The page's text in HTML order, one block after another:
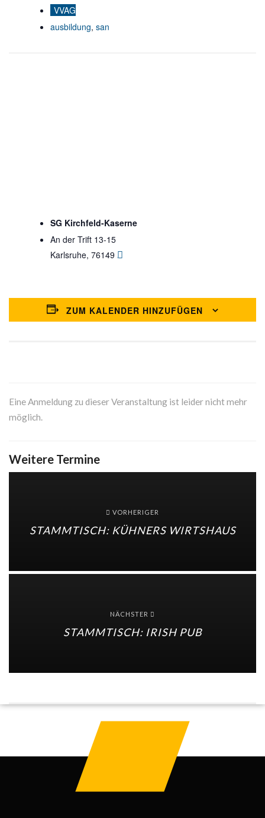
VVAG
ausbildung, san
SG Kirchfeld-Kaserne
An der Trift 13-15
Karlsruhe, 76149 Google Karte anzeigen
ZUM KALENDER HINZUFÜGEN
Eine Anmeldung zu dieser Veranstaltung ist leider nicht mehr
möglich.
Weitere Termine
VORHERIGER
STAMMTISCH: KÜHNERS WIRTSHAUS
NÄCHSTER
STAMMTISCH: IRISH PUB